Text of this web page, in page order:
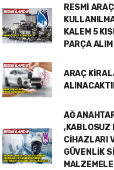
RESMİ
KALEM 5
PARÇA
ARAÇ
AĞ
,KABLOSUZ
CİHAZLARI
GÜVENLİK